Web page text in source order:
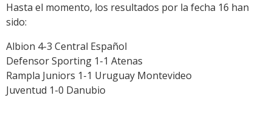
Hasta el momento, los resultados por la fecha 16 han
sido:
Albion 4-3 Central Español
Defensor Sporting 1-1 Atenas
Rampla Juniors 1-1 Uruguay Montevideo
Juventud 1-0 Danubio